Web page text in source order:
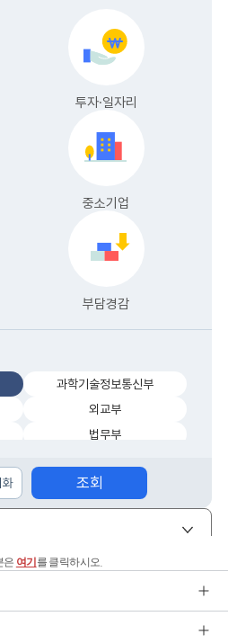
은 여기 를 클릭하시오.